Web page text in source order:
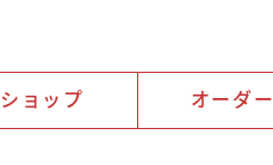
ショップ オーダー